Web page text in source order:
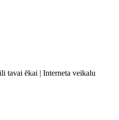
tavai ēkai | Interneta veikalu